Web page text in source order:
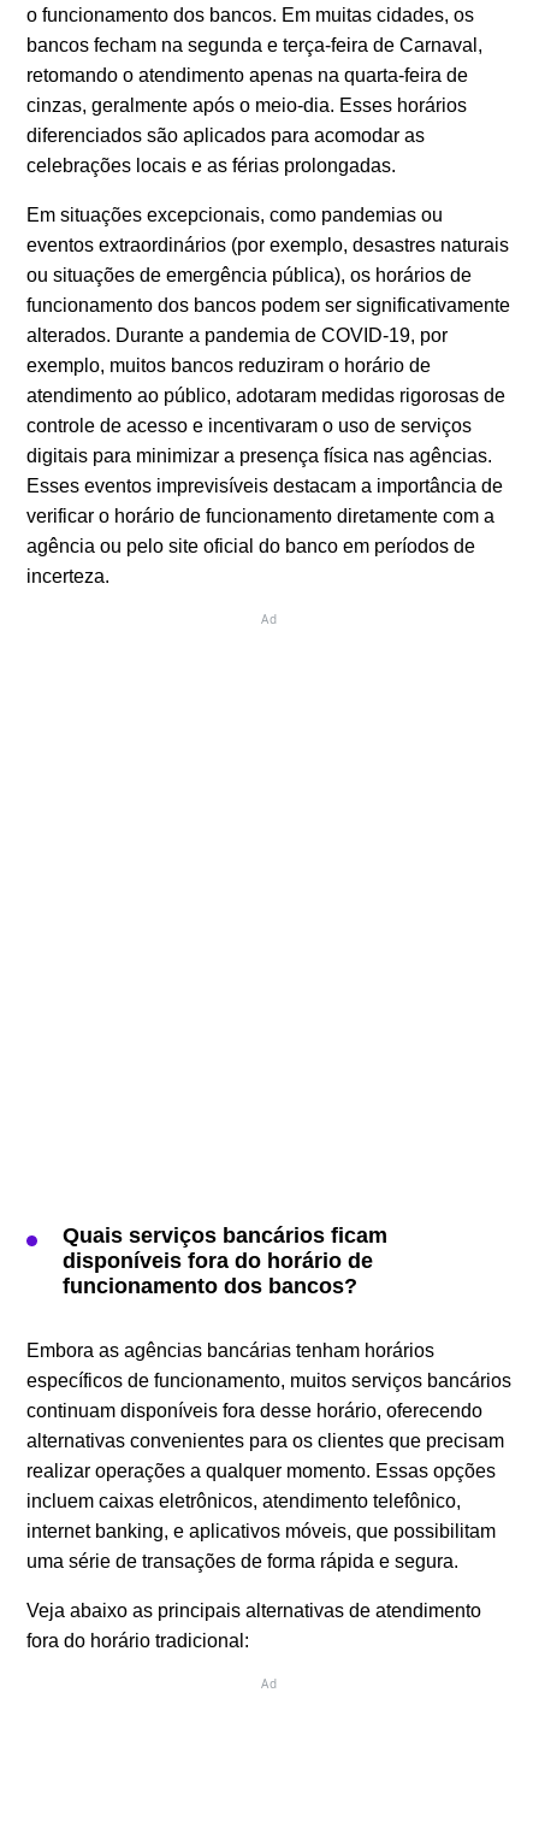
o funcionamento dos bancos. Em muitas cidades, os
bancos fecham na segunda e terça-feira de Carnaval,
retomando o atendimento apenas na quarta-feira de
cinzas, geralmente após o meio-dia. Esses horários
diferenciados são aplicados para acomodar as
celebrações locais e as férias prolongadas.
Em situações excepcionais, como pandemias ou
eventos extraordinários (por exemplo, desastres naturais
ou situações de emergência pública), os horários de
funcionamento dos bancos podem ser significativamente
alterados. Durante a pandemia de COVID-19, por
exemplo, muitos bancos reduziram o horário de
atendimento ao público, adotaram medidas rigorosas de
controle de acesso e incentivaram o uso de serviços
digitais para minimizar a presença física nas agências.
Esses eventos imprevisíveis destacam a importância de
verificar o horário de funcionamento diretamente com a
agência ou pelo site oficial do banco em períodos de
incerteza.
Ad
Quais serviços bancários ficam
disponíveis fora do horário de
funcionamento dos bancos?
Embora as agências bancárias tenham horários
específicos de funcionamento, muitos serviços bancários
continuam disponíveis fora desse horário, oferecendo
alternativas convenientes para os clientes que precisam
realizar operações a qualquer momento. Essas opções
incluem caixas eletrônicos, atendimento telefônico,
internet banking, e aplicativos móveis, que possibilitam
uma série de transações de forma rápida e segura.
Veja abaixo as principais alternativas de atendimento
fora do horário tradicional:
Ad